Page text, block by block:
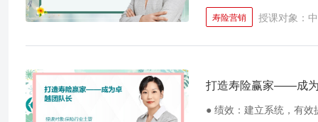
寿险营销 授课对象：
打造寿险赢家——成
● 绩效：建立系统，有